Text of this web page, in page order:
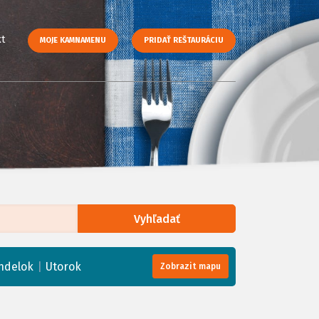
MOJE KAMNAMENU PRIDAŤ REŠTAURÁCIU
Vyhľadať
Utorok Zobrazit mapu